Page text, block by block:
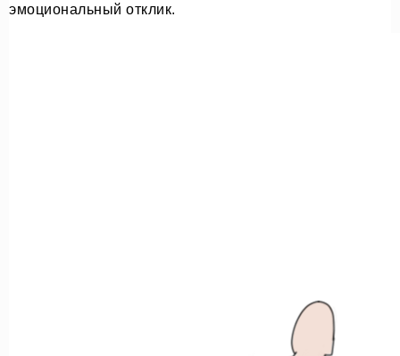
эмоциональный отклик.